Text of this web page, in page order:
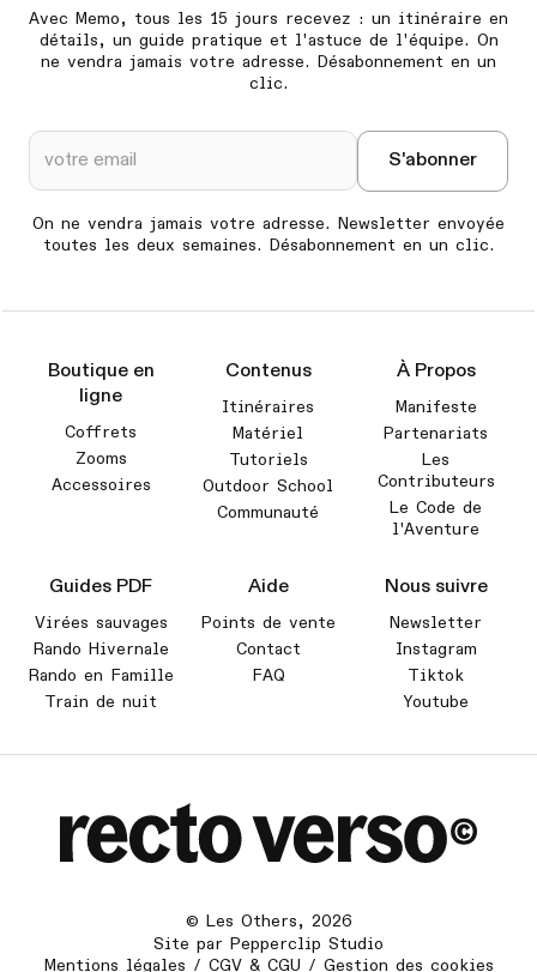
Avec Memo, tous les 15 jours recevez : un itinéraire en
détails, un guide pratique et l'astuce de l'équipe. On
ne vendra jamais votre adresse. Désabonnement en un
clic.
On ne vendra jamais votre adresse. Newsletter envoyée
toutes les deux semaines. Désabonnement en un clic.
Boutique en
ligne
Coffrets
Zooms
Accessoires
Contenus
Itinéraires
Matériel
Tutoriels
Outdoor School
Communauté
À Propos
Manifeste
Partenariats
Les
Contributeurs
Le Code de
l'Aventure
Guides PDF
Virées sauvages
Rando Hivernale
Rando en Famille
Train de nuit
Aide
Points de vente
Contact
FAQ
Nous suivre
Newsletter
Instagram
Tiktok
Youtube
© Les Others , 2026
Site par
Pepperclip Studio
Mentions légales / CGV & CGU / Gestion des cookies